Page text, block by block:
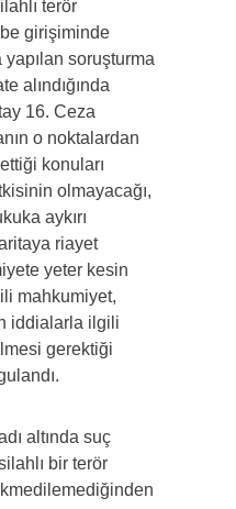
terör
girişiminde
yapılan soruşturma
alındığında
16. Ceza
o noktalardan
konuları
olmayacağı,
aykırı
riayet
yeter kesin
mahkumiyet,
iddialarla ilgili
gerektiği
altında suç
bir terör